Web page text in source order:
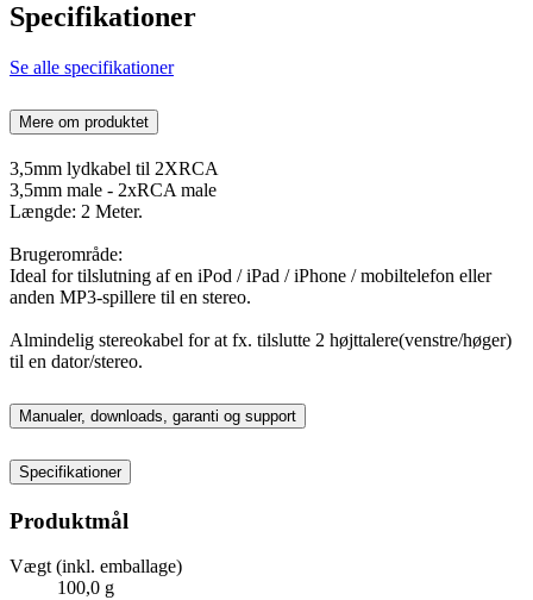
Specifikationer
Se alle specifikationer
Mere om produktet
3,5mm lydkabel til 2XRCA
3,5mm male - 2xRCA male
Længde: 2 Meter.
Brugerområde:
Ideal for tilslutning af en iPod / iPad / iPhone / mobiltelefon eller
anden MP3-spillere til en stereo.
Almindelig stereokabel for at fx. tilslutte 2 højttalere(venstre/høger)
til en dator/stereo.
Manualer, downloads, garanti og support
Specifikationer
Produktmål
Vægt (inkl. emballage)
100,0 g